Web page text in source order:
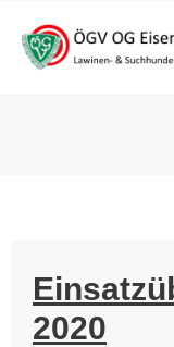
content
2020